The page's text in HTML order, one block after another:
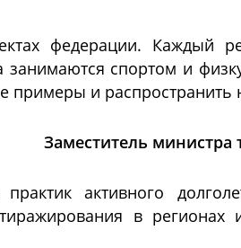
федерации. Каждый
спортом и
примеры и
Заместитель
активного
в регионах